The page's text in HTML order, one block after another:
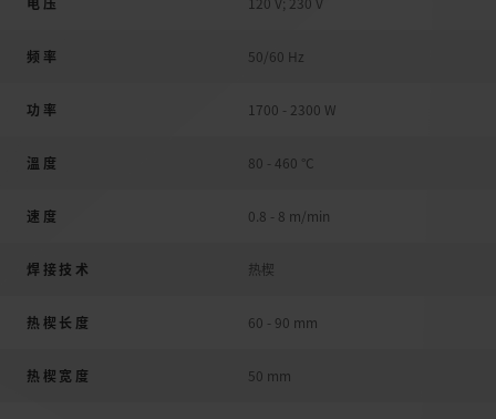
频率 50/60 Hz
功率 1700 - 2300 W
溫度 80 - 460 °C
速度 0.8 - 8 m/min
焊接技术 热楔
热楔长度 60 - 90 mm
热楔宽度 50 mm